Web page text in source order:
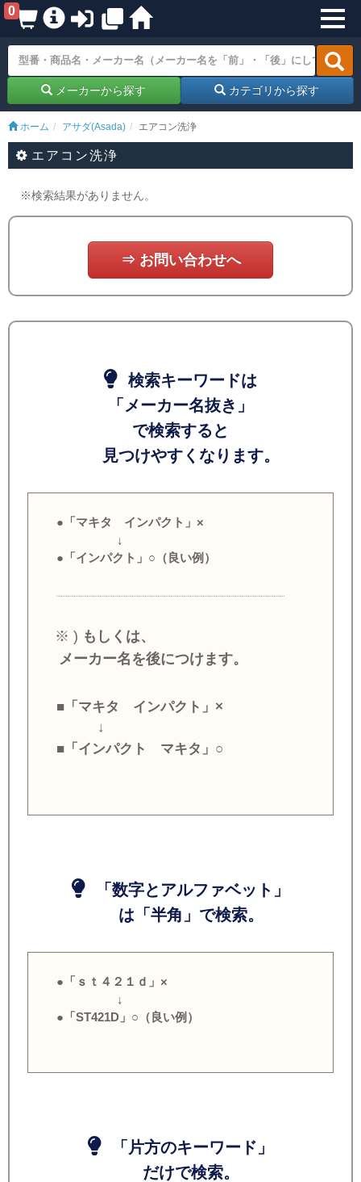
0
メーカーから探す カテゴリから探す
ホーム アサダ(Asada) エアコン洗浄
エアコン洗浄
※検索結果がありません。
⇒ お問い合わせへ
検索キーワードは
「メーカー名抜き」
で検索すると
見つけやすくなります。
●「マキタ インパクト」×
↓
●「インパクト」○（良い例）
※ ) もしくは、
メーカー名を後につけます。
■「マキタ インパクト」×
↓
■「インパクト マキタ」○
「数字とアルファベット」
は「半角」で検索。
●「ｓｔ４２１ｄ」×
↓
●「ST421D」○（良い例）
「片方のキーワード」
だけで検索。